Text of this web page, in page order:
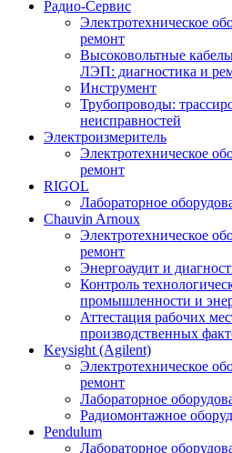
Радио-Cервис
Электротехническое
ремонт
Высоковольтные
ЛЭП: диагностика и
Инструмент
Трубопроводы:
неисправностей
Электроизмеритель
Электротехническое
ремонт
RIGOL
Лабораторное
Chauvin Arnoux
Электротехническое
ремонт
Энергоаудит и
Контроль
промышленности и
Аттестация рабочих
производственных
Keysight (Agilent)
Электротехническое
ремонт
Лабораторное
Радиомонтажное
Pendulum
Лабораторное